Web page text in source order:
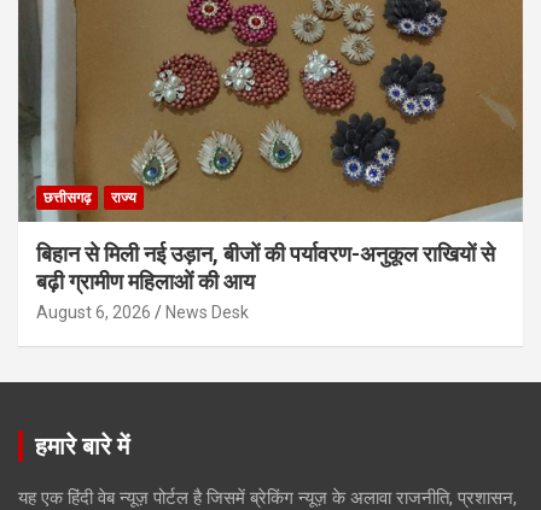
छत्तीसगढ़ राज्य
बिहान से मिली नई उड़ान, बीजों की पर्यावरण-अनुकूल राखियों से
बढ़ी ग्रामीण महिलाओं की आय
August 6, 2026 News Desk
हमारे बारे में
यह एक हिंदी वेब न्यूज़ पोर्टल है जिसमें ब्रेकिंग न्यूज़ के अलावा राजनीति, प्रशासन,